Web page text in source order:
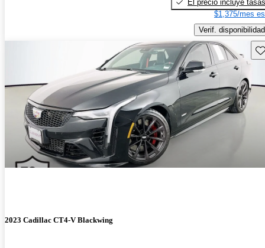
El precio incluye tasas
$1,375/mes
Verif. disponibilidad
2023 Cadillac CT4-V Blackwing